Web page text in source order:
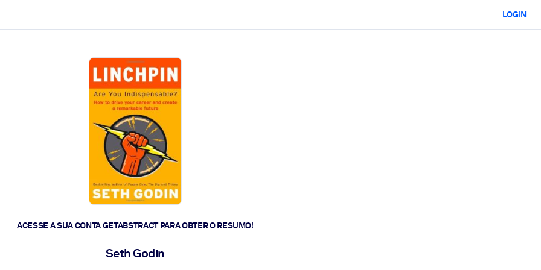
LOGIN
ACESSE A SUA CONTA GETABSTRACT PARA OBTER O RESUMO!
Seth Godin